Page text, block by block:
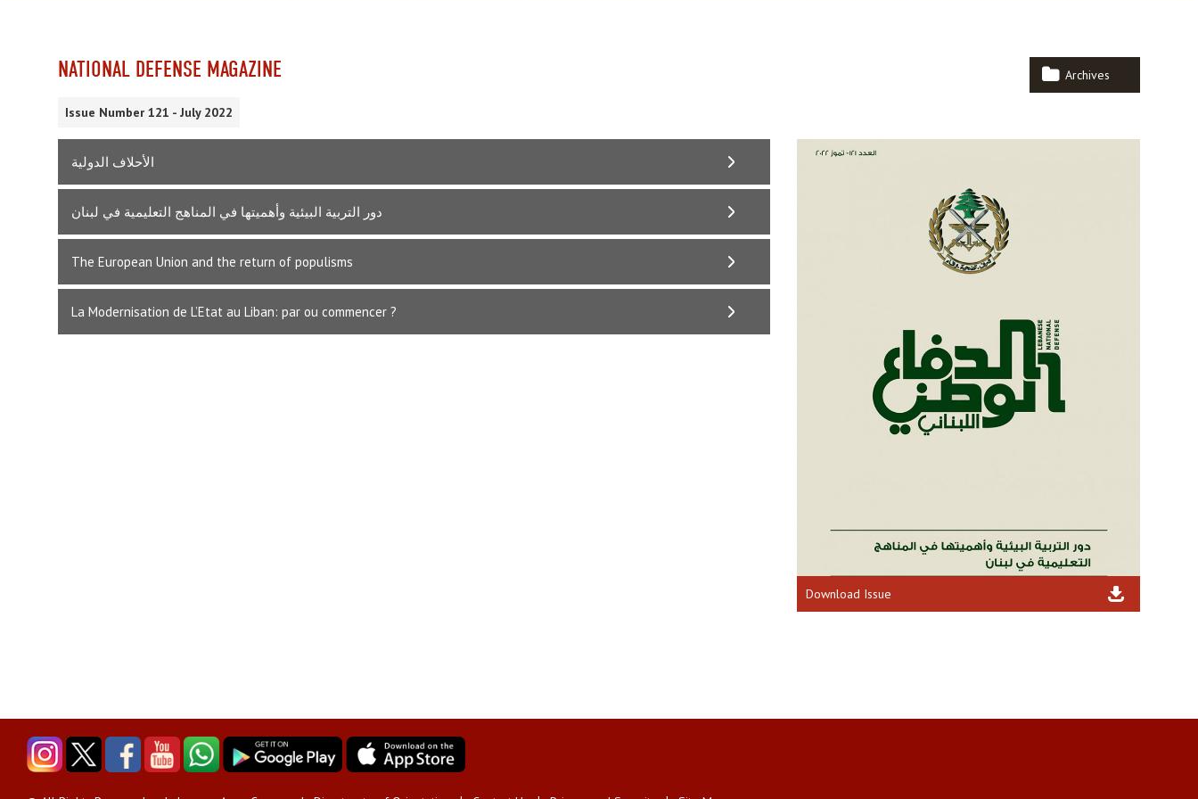
NATIONAL DEFENSE MAGAZINE Archives
Issue Number 121 - July 2022
الأحلاف الدولية
دور التربية البيئية وأهميتها في المناهج التعليمية في لبنان
The European Union and the return of populisms
La Modernisation de L’Etat au Liban: par ou commencer ?
Download Issue